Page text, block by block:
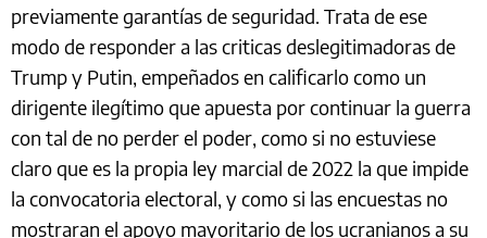
previamente garantías de seguridad. Trata de ese
modo de responder a las criticas deslegitimadoras de
Trump y Putin, empeñados en calificarlo como un
dirigente ilegítimo que apuesta por continuar la guerra
con tal de no perder el poder, como si no estuviese
claro que es la propia ley marcial de 2022 la que impide
la convocatoria electoral, y como si las encuestas no
mostraran el apoyo mayoritario de los ucranianos a su